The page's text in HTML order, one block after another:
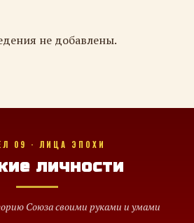
не добавлены.
09 · ЛИЦА ЭПОХИ
личности
Союза своими руками и умами